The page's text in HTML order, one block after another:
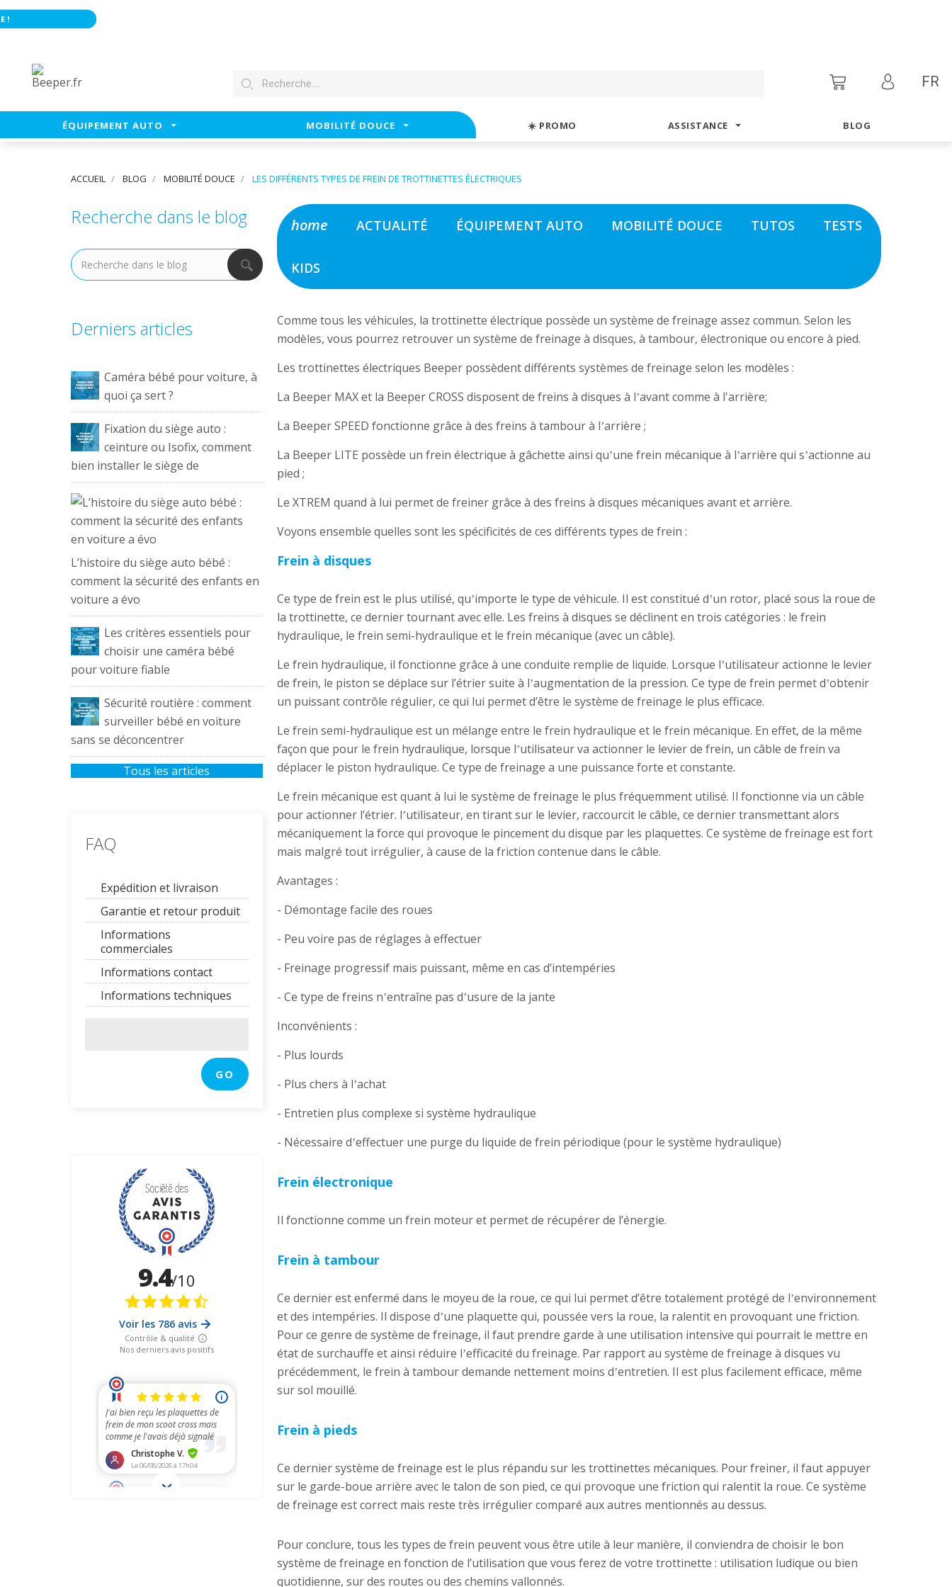
FR
ÉQUIPEMENT AUTO MOBILITÉ DOUCE ☀️ PROMO ASSISTANCE BLOG
ACCUEIL BLOG MOBILITÉ DOUCE LES DIFFÉRENTS TYPES DE FREIN DE TROTTINETTES ÉLECTRIQUES
home ACTUALITÉ ÉQUIPEMENT AUTO MOBILITÉ DOUCE TUTOS TESTS
KIDS
Comme tous les véhicules, la trottinette électrique possède un système de freinage assez commun. Selon les
modèles, vous pourrez retrouver un système de freinage à disques, à tambour, électronique ou encore à pied.
Les trottinettes électriques Beeper possèdent différents systèmes de freinage selon les modèles :
La Beeper MAX et la Beeper CROSS disposent de freins à disques à l’avant comme à l'arrière;
La Beeper SPEED fonctionne grâce à des freins à tambour à l’arrière ;
La Beeper LITE possède un frein électrique à gâchette ainsi qu’une frein mécanique à l’arrière qui s’actionne au
pied ;
Le XTREM quand à lui permet de freiner grâce à des freins à disques mécaniques avant et arrière.
Voyons ensemble quelles sont les spécificités de ces différents types de frein :
Frein à disques
Ce type de frein est le plus utilisé, qu’importe le type de véhicule. Il est constitué d’un rotor, placé sous la roue de
la trottinette, ce dernier tournant avec elle. Les freins à disques se déclinent en trois catégories : le frein
hydraulique, le frein semi-hydraulique et le frein mécanique (avec un câble).
Le frein hydraulique, il fonctionne grâce à une conduite remplie de liquide. Lorsque l’utilisateur actionne le levier
de frein, le piston se déplace sur l’étrier suite à l’augmentation de la pression. Ce type de frein permet d’obtenir
un puissant contrôle régulier, ce qui lui permet d’être le système de freinage le plus efficace.
Le frein semi-hydraulique est un mélange entre le frein hydraulique et le frein mécanique. En effet, de la même
façon que pour le frein hydraulique, lorsque l’utilisateur va actionner le levier de frein, un câble de frein va
déplacer le piston hydraulique. Ce type de freinage a une puissance forte et constante.
Le frein mécanique est quant à lui le système de freinage le plus fréquemment utilisé. Il fonctionne via un câble
pour actionner l’étrier. l’utilisateur, en tirant sur le levier, raccourcit le câble, ce dernier transmettant alors
mécaniquement la force qui provoque le pincement du disque par les plaquettes. Ce système de freinage est fort
mais malgré tout irrégulier, à cause de la friction contenue dans le câble.
Avantages :
- Démontage facile des roues
- Peu voire pas de réglages à effectuer
- Freinage progressif mais puissant, même en cas d’intempéries
- Ce type de freins n’entraîne pas d’usure de la jante
Inconvénients :
- Plus lourds
- Plus chers à l’achat
- Entretien plus complexe si système hydraulique
- Nécessaire d’effectuer une purge du liquide de frein périodique (pour le système hydraulique)
Frein électronique
Il fonctionne comme un frein moteur et permet de récupérer de l’énergie.
Frein à tambour
Ce dernier est enfermé dans le moyeu de la roue, ce qui lui permet d’être totalement protégé de l’environnement
et des intempéries. Il dispose d’une plaquette qui, poussée vers la roue, la ralentit en provoquant une friction.
Pour ce genre de système de freinage, il faut prendre garde à une utilisation intensive qui pourrait le mettre en
état de surchauffe et ainsi réduire l’efficacité du freinage. Par rapport au système de freinage à disques vu
précédemment, le frein à tambour demande nettement moins d’entretien. Il est plus facilement efficace, même
sur sol mouillé.
Frein à pieds
Ce dernier système de freinage est le plus répandu sur les trottinettes mécaniques. Pour freiner, il faut appuyer
sur le garde-boue arrière avec le talon de son pied, ce qui provoque une friction qui ralentit la roue. Ce système
de freinage est correct mais reste très irrégulier comparé aux autres mentionnés au dessus.
Pour conclure, tous les types de frein peuvent vous être utile à leur manière, il conviendra de choisir le bon
système de freinage en fonction de l’utilisation que vous ferez de votre trottinette : utilisation ludique ou bien
quotidienne, sur des routes ou des chemins vallonnés.
Recherche dans le blog
Derniers articles
Caméra bébé pour voiture, à
quoi ça sert ?
Fixation du siège auto :
ceinture ou Isofix, comment
bien installer le siège de
L’histoire du siège auto bébé :
comment la sécurité des enfants en
voiture a évo
Les critères essentiels pour
choisir une caméra bébé
pour voiture fiable
Sécurité routière : comment
surveiller bébé en voiture
sans se déconcentrer
Tous les articles
FAQ
Expédition et livraison
Garantie et retour produit
Informations
commerciales
Informations contact
Informations techniques